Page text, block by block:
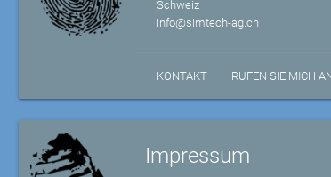
Schweiz
info@simtech-ag.ch
KONTAKT RUFEN SIE MICH
Impressum